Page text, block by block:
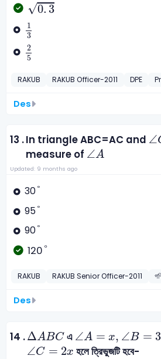
√0. 3
1
3
13
2
5
25
RAKUB RAKUB Officer-2011 DPE
Des
13 .In triangle ABC=AC and ∠∠
measure of ∠A
∠A
Updated: 9 months ago
30°
°
95°°
90°
°
120°
°
RAKUB RAKUB Senior Officer-2011
Des
14 .ΔA BC
∆ABC এ ∠A = x, ∠ B = 3
∠ A ,∠ B=3
∠C = 2x
∠C=2x হলে ত্রিভুজটি হবে-